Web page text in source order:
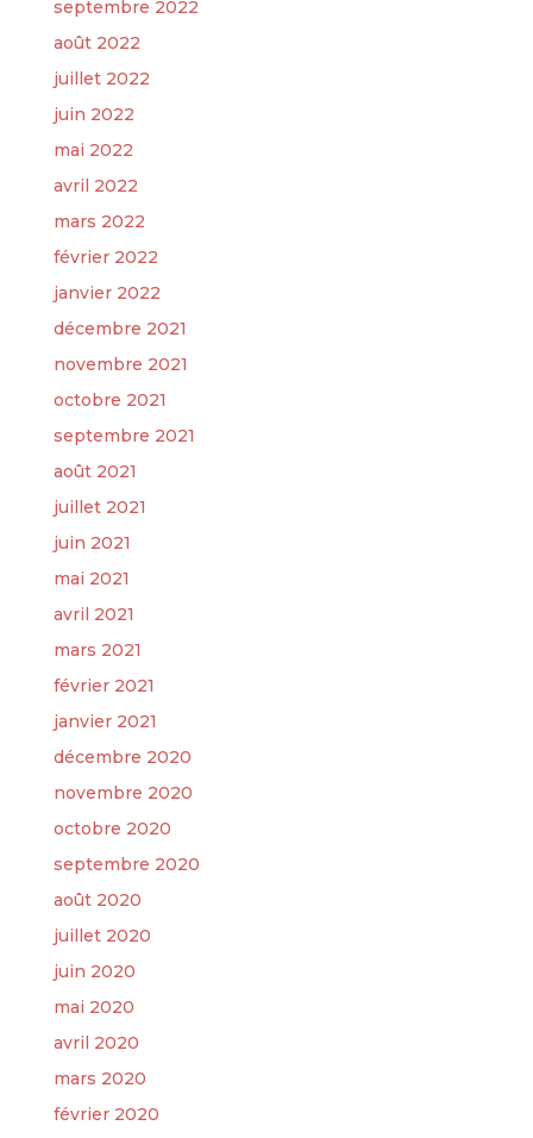
septembre 2022
août 2022
juillet 2022
juin 2022
mai 2022
avril 2022
mars 2022
février 2022
janvier 2022
décembre 2021
novembre 2021
octobre 2021
septembre 2021
août 2021
juillet 2021
juin 2021
mai 2021
avril 2021
mars 2021
février 2021
janvier 2021
décembre 2020
novembre 2020
octobre 2020
septembre 2020
août 2020
juillet 2020
juin 2020
mai 2020
avril 2020
mars 2020
février 2020